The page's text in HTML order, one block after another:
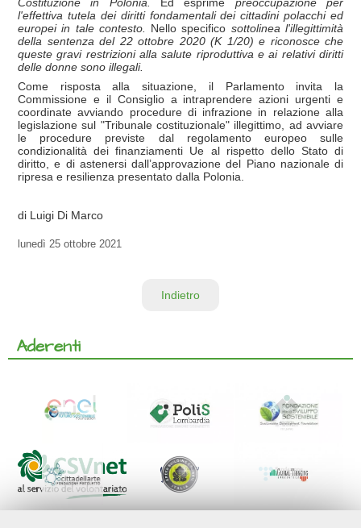
l'effettiva tutela dei diritti fondamentali dei cittadini polacchi ed
europei in tale contesto. Nello specifico sottolinea l'illegittimità
della sentenza del 22 ottobre 2020 (K 1/20) e riconosce che
queste gravi restrizioni alla salute riproduttiva e ai relativi diritti
delle donne sono illegali.
Come risposta alla situazione, il Parlamento invita la
Commissione e il Consiglio a intraprendere azioni urgenti e
coordinate avviando procedure di infrazione in relazione alla
legislazione sul "Tribunale costituzionale" illegittimo, ad avviare
le procedure previste dal regolamento europeo sulle
condizionalità dei finanziamenti Ue al rispetto dello Stato di
diritto, e di astenersi dall’approvazione del Piano nazionale di
ripresa e resilienza presentato dalla Polonia.
di Luigi Di Marco
lunedì 25 ottobre 2021
Indietro
Aderenti